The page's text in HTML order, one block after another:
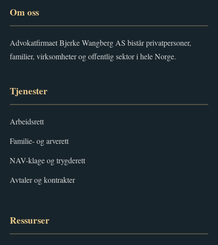
Om oss
Advokatfirmaet Bjerke Wangberg AS bistår privatpersoner,
familier, virksomheter og offentlig sektor i hele Norge.
Tjenester
Arbeidsrett
Familie- og arverett
NAV-klage og trygderett
Avtaler og kontrakter
Ressurser